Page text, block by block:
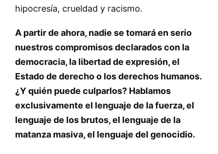
hipocresía, crueldad y racismo.
A partir de ahora, nadie se tomará en serio
nuestros compromisos declarados con la
democracia, la libertad de expresión, el
Estado de derecho o los derechos humanos.
¿Y quién puede culparlos? Hablamos
exclusivamente el lenguaje de la fuerza, el
lenguaje de los brutos, el lenguaje de la
matanza masiva, el lenguaje del genocidio.